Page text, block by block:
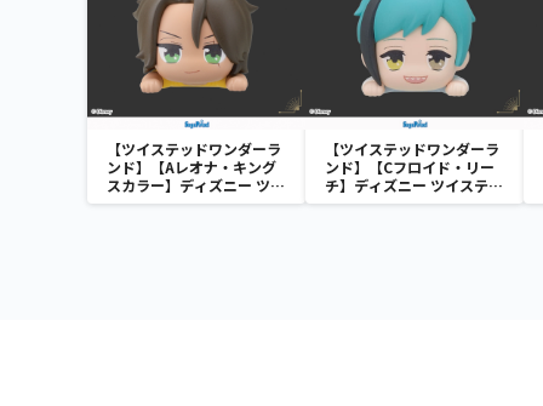
【ツイステッドワンダーラ
ンド】【Aレオナ・キング
スカラー】ディズニー ツイ
ステッドワンダーランド ち
【ツイステッドワンダーラ
ンド】【Cフロイド・リー
チ】ディズニー ツイステッ
ドワンダーランド ちょこの